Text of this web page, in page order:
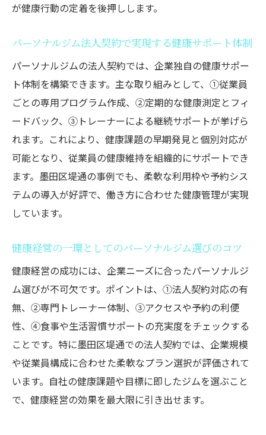
が健康行動の定着を後押しします。
パーソナルジム法人契約で実現する健康サポート体制
パーソナルジムの法人契約では、企業独自の健康サポー
ト体制を構築できます。主な取り組みとして、①従業員
ごとの専用プログラム作成、②定期的な健康測定とフィ
ードバック、③トレーナーによる継続サポートが挙げら
れます。これにより、健康課題の早期発見と個別対応が
可能となり、従業員の健康維持を組織的にサポートでき
ます。墨田区堤通の事例でも、柔軟な利用枠や予約シス
テムの導入が好評で、働き方に合わせた健康管理が実現
しています。
健康経営の一環としてのパーソナルジム選びのコツ
健康経営の成功には、企業ニーズに合ったパーソナルジ
ム選びが不可欠です。ポイントは、①法人契約対応の有
無、②専門トレーナー体制、③アクセスや予約の利便
性、④食事や生活習慣サポートの充実度をチェックする
ことです。特に墨田区堤通での法人契約では、企業規模
や従業員構成に合わせた柔軟なプラン選択が評価されて
います。自社の健康課題や目標に即したジムを選ぶこと
で、健康経営の効果を最大限に引き出せます。